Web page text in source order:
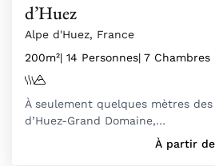
d’Huez
Alpe d'Huez, France
200m²| 14 Personnes| 7 Chambres
À seulement quelques mètres des
d’Huez-Grand Domaine,…
À partir de